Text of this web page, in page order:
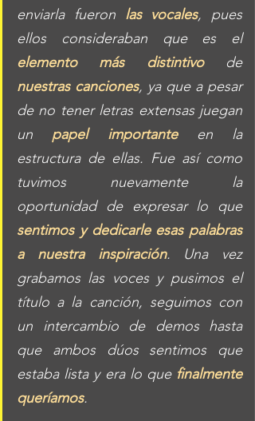
enviarla fueron las vocales, pues
ellos consideraban que es el
elemento más distintivo
de
nuestras canciones, ya que a pesar
de no tener letras extensas juegan
un papel importante en la
estructura de ellas. Fue así como
tuvimos nuevamente la
oportunidad de expresar lo que
sentimos y dedicarle esas palabras
a nuestra inspiración. Una vez
grabamos las voces y pusimos el
título a la canción, seguimos con
un intercambio de demos hasta
que ambos dúos sentimos que
estaba lista y era lo que finalmente
queríamos.